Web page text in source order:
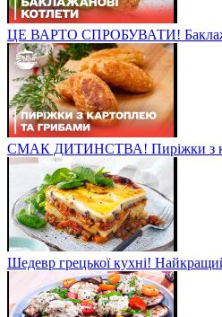
ЦЕ ВАРТО СПРОБУВАТИ!
СМАК ДИТИНСТВА! Пиріжки з
Шедевр грецької кухні!